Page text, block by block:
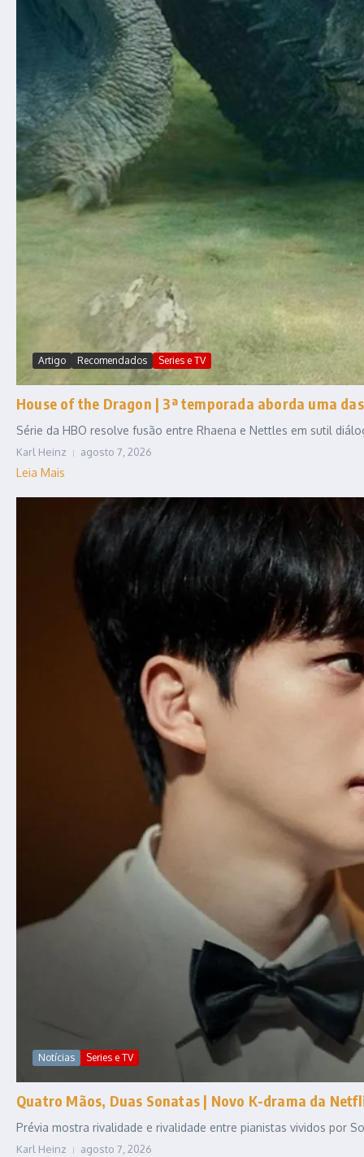
Artigo Recomendados Series e TV
House of the Dragon | 3ª temporada aborda uma
Série da HBO resolve fusão entre Rhaena e Nettles em sutil
Karl Heinz agosto 7, 2026
Leia Mais
Notícias Series e TV
Quatro Mãos, Duas Sonatas | Novo K-drama da
Prévia mostra rivalidade e rivalidade entre pianistas vividos por
Karl Heinz agosto 7, 2026